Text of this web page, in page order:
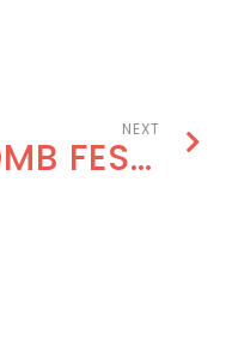
NEXT
EDMB FESTIVAL 2019 HIGHLIGHTS